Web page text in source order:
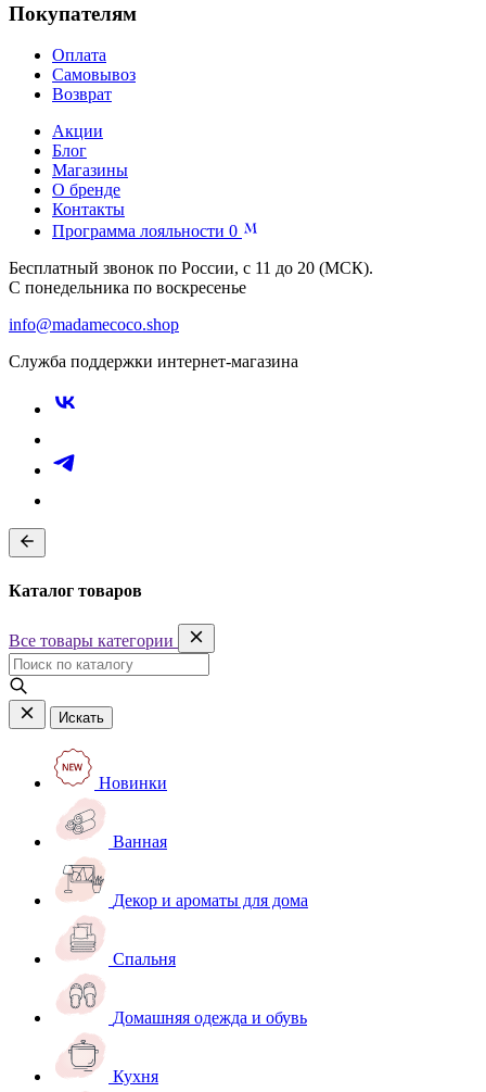
Покупателям
Оплата
Самовывоз
Возврат
Акции
Блог
Магазины
О бренде
Контакты
Программа лояльности 0
Бесплатный звонок по России, с 11 до 20 (МСК).
С понедельника по воскресенье
info@madamecoco.shop
Служба поддержки интернет-магазина
Каталог товаров
Все товары категории
Искать
Новинки
Ванная
Декор и ароматы для дома
Спальня
Домашняя одежда и обувь
Кухня